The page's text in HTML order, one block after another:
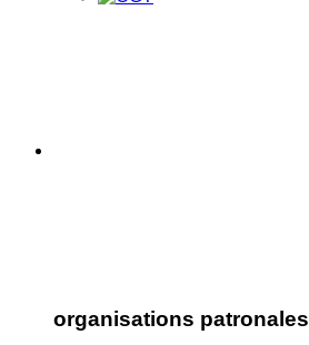
organisations patronales